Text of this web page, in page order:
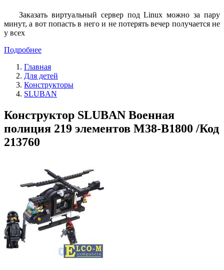
Заказать виртуальный сервер под Linux можно за пару
минут, а вот попасть в него и не потерять вечер получается не
у всех
Подробнее
Главная
Для детей
Конструкторы
SLUBAN
Конструктор SLUBAN Военная
полиция 219 элементов M38-B1800 /Код
213760